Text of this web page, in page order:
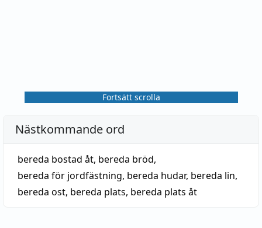
Fortsätt scrolla
Nästkommande ord
bereda bostad åt, bereda bröd,
bereda för jordfästning, bereda hudar, bereda lin,
bereda ost, bereda plats, bereda plats åt